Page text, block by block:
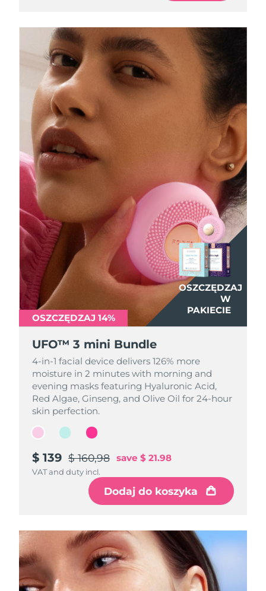
OSZCZĘDZAJ
W
PAKIECIE
OSZCZĘDZAJ 14%
UFO™ 3 mini Bundle
4-in-1 facial device delivers 126% more
moisture in 2 minutes with morning and
evening masks featuring Hyaluronic Acid,
Red Algae, Ginseng, and Olive Oil for 24-hour
skin perfection.
$ 139 $ 160,98 save $ 21.98
VAT and duty incl.
Dodaj do koszyka
OSZCZĘDZAJ
W
PAKIECIE
OSZCZĘDZAJ 14%
UFO™ 3 mini Bundle
4-in-1 facial device delivers 126% more
moisture in 2 minutes with morning and
evening masks featuring Hyaluronic Acid,
Red Algae, Ginseng, and Olive Oil for 24-hour
skin perfection.
$ 139 $ 160,98 save $ 21.98
VAT and duty incl.
Dodaj do koszyka
OSZCZĘDZAJ
W
PAKIECIE
OSZCZĘDZAJ 14%
UFO™ 3 mini Bundle
4-in-1 facial device delivers 126% more
moisture in 2 minutes with morning and
evening masks featuring Hyaluronic Acid,
Red Algae, Ginseng, and Olive Oil for 24-hour
skin perfection.
$ 139 $ 160,98 save $ 21.98
VAT and duty incl.
Dodaj do koszyka